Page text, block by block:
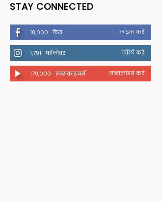
STAY CONNECTED
18,000 फैंस लाइक करें
1,791 फॉलोवर फॉलो करें
179,000 सब्सक्राइबर्स सब्सक्राइब करें